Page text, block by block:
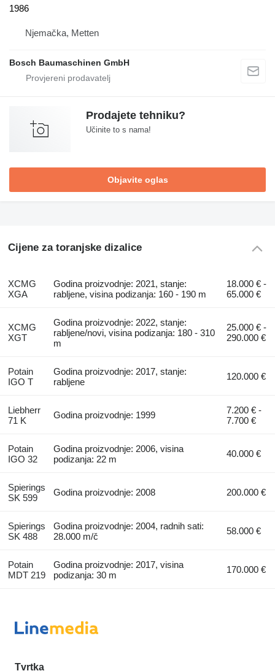
1986
Njemačka, Metten
Bosch Baumaschinen GmbH
Prodajete tehniku?
Učinite to s nama!
Objavite oglas
Cijene za toranjske dizalice
XCMG
XGA
Godina proizvodnje: 2021, stanje:
rabljene, visina podizanja: 160 - 190 m
18.000 € -
65.000 €
XCMG
XGT
Godina proizvodnje: 2022, stanje:
rabljene/novi, visina podizanja: 180 - 310
m
25.000 € -
290.000 €
Potain
IGO T
Godina proizvodnje: 2017, stanje:
rabljene
120.000 €
Liebherr
71 K
Godina proizvodnje: 1999
7.200 € -
7.700 €
Potain
IGO 32
Godina proizvodnje: 2006, visina
podizanja: 22 m
40.000 €
Spierings
SK 599
Godina proizvodnje: 2008 200.000 €
Spierings
SK 488
Godina proizvodnje: 2004, radnih sati:
28.000 m/č
58.000 €
Potain
MDT 219
Godina proizvodnje: 2017, visina
podizanja: 30 m
170.000 €
Tvrtka